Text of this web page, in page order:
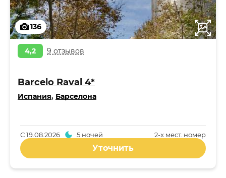
136
4,2 9 отзывов
Barcelo Raval 4*
Испания, Барселона
2-x мест. номер
С19.08.2026 5 ночей
Уточнить